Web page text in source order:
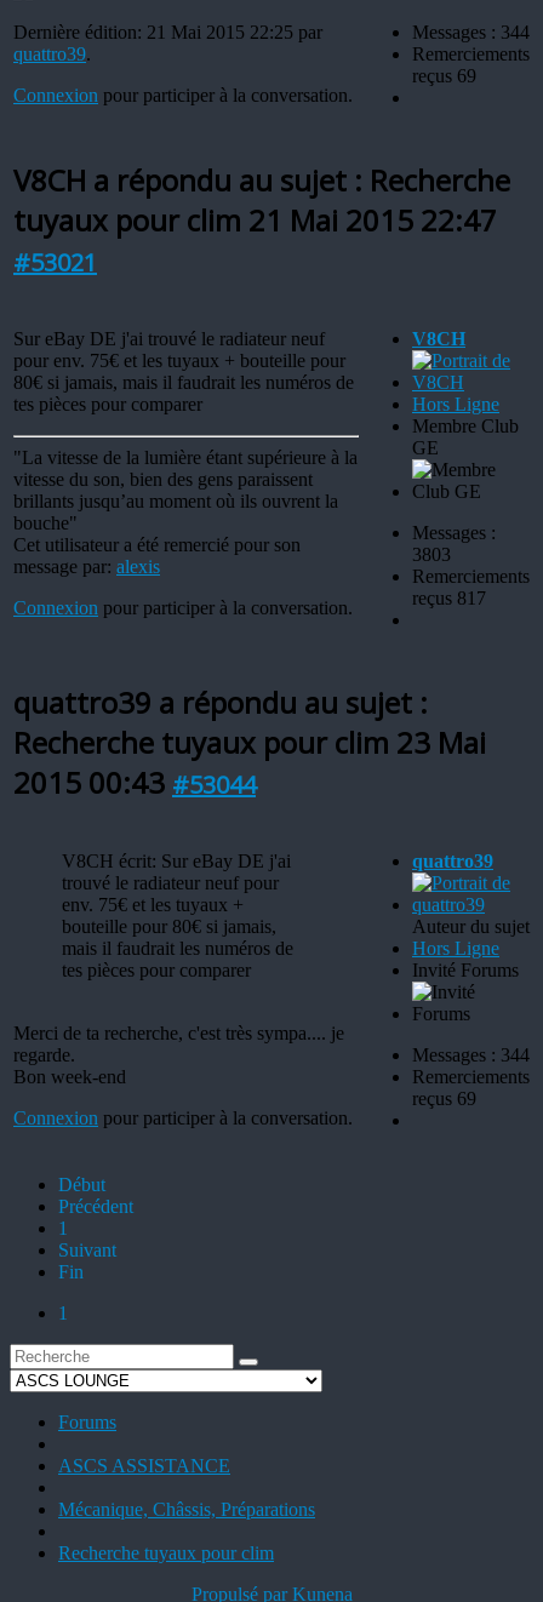
Dernière édition: 21 Mai 2015 22:25 par
quattro39.
Connexion pour participer à la conversation.
Messages : 344
Remerciements
reçus 69
V8CH a répondu au sujet : Recherche
tuyaux pour clim 21 Mai 2015 22:47
#53021
Sur eBay DE j'ai trouvé le radiateur neuf
pour env. 75€ et les tuyaux + bouteille pour
80€ si jamais, mais il faudrait les numéros de
tes pièces pour comparer
"La vitesse de la lumière étant supérieure à la
vitesse du son, bien des gens paraissent
brillants jusqu’au moment où ils ouvrent la
bouche"
Cet utilisateur a été remercié pour son
message par: alexis
Connexion pour participer à la conversation.
V8CH
Hors Ligne
Membre Club
GE
Messages :
3803
Remerciements
reçus 817
quattro39 a répondu au sujet :
Recherche tuyaux pour clim 23 Mai
2015 00:43 #53044
V8CH écrit: Sur eBay DE j'ai
trouvé le radiateur neuf pour
env. 75€ et les tuyaux +
bouteille pour 80€ si jamais,
mais il faudrait les numéros de
tes pièces pour comparer
Merci de ta recherche, c'est très sympa.... je
regarde.
Bon week-end
Connexion pour participer à la conversation.
quattro39
Auteur du sujet
Hors Ligne
Invité Forums
Messages : 344
Remerciements
reçus 69
Début
Précédent
1
Suivant
Fin
1
Forums
ASCS ASSISTANCE
Mécanique, Châssis, Préparations
Recherche tuyaux pour clim
Propulsé parKunena